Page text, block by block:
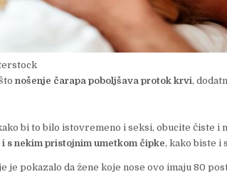
nošenje čarapa poboljšava protok krvi,
bi to bilo istovremeno i seksi, obucite čiste i
s nekim pristojnim umetkom čipke, kako biste i
je pokazalo da žene koje nose ovo imaju 80